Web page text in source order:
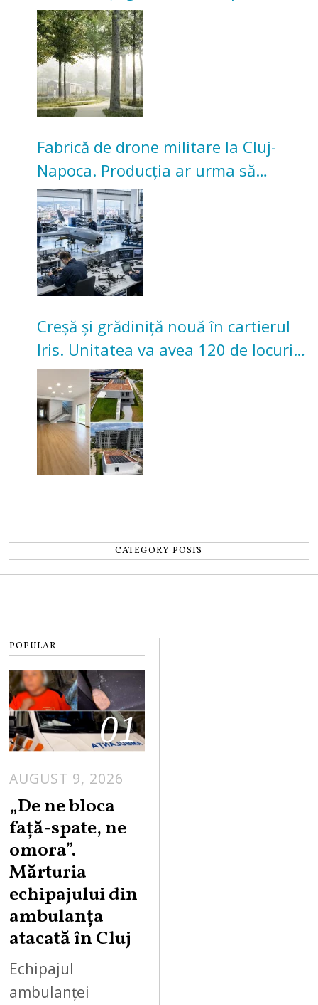
transformarea Grădinii Casei
Universitarilor
Fabrică de drone militare la Cluj-
Napoca. Producția ar urma să
înceapă în toamna acestui an
Creșă și grădiniță nouă în cartierul
Iris. Unitatea va avea 120 de locuri
pentru copii
CATEGORY POSTS
POPULAR
01
AUGUST 9, 2026
„De ne bloca
față-spate, ne
omora”.
Mărturia
echipajului din
ambulanța
atacată în Cluj
Echipajul
ambulanței